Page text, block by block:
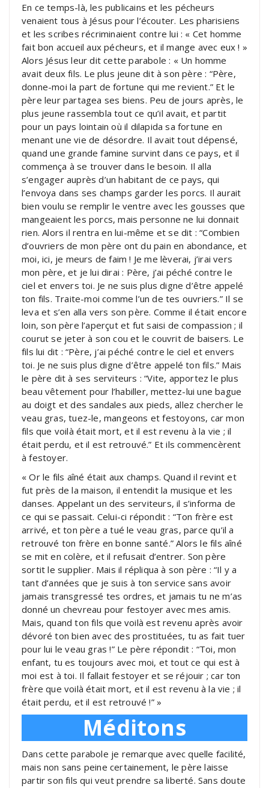
En ce temps-là, les publicains et les pécheurs
venaient tous à Jésus pour l’écouter. Les pharisiens
et les scribes récriminaient contre lui : « Cet homme
fait bon accueil aux pécheurs, et il mange avec eux ! »
Alors Jésus leur dit cette parabole : « Un homme
avait deux fils. Le plus jeune dit à son père : “Père,
donne-moi la part de fortune qui me revient.” Et le
père leur partagea ses biens. Peu de jours après, le
plus jeune rassembla tout ce qu’il avait, et partit
pour un pays lointain où il dilapida sa fortune en
menant une vie de désordre. Il avait tout dépensé,
quand une grande famine survint dans ce pays, et il
commença à se trouver dans le besoin. Il alla
s’engager auprès d’un habitant de ce pays, qui
l’envoya dans ses champs garder les porcs. Il aurait
bien voulu se remplir le ventre avec les gousses que
mangeaient les porcs, mais personne ne lui donnait
rien. Alors il rentra en lui-même et se dit : “Combien
d’ouvriers de mon père ont du pain en abondance, et
moi, ici, je meurs de faim ! Je me lèverai, j’irai vers
mon père, et je lui dirai : Père, j’ai péché contre le
ciel et envers toi. Je ne suis plus digne d’être appelé
ton fils. Traite-moi comme l’un de tes ouvriers.” Il se
leva et s’en alla vers son père. Comme il était encore
loin, son père l’aperçut et fut saisi de compassion ; il
courut se jeter à son cou et le couvrit de baisers. Le
fils lui dit : “Père, j’ai péché contre le ciel et envers
toi. Je ne suis plus digne d’être appelé ton fils.” Mais
le père dit à ses serviteurs : “Vite, apportez le plus
beau vêtement pour l’habiller, mettez-lui une bague
au doigt et des sandales aux pieds, allez chercher le
veau gras, tuez-le, mangeons et festoyons, car mon
fils que voilà était mort, et il est revenu à la vie ; il
était perdu, et il est retrouvé.” Et ils commencèrent
à festoyer.
« Or le fils aîné était aux champs. Quand il revint et
fut près de la maison, il entendit la musique et les
danses. Appelant un des serviteurs, il s’informa de
ce qui se passait. Celui-ci répondit : “Ton frère est
arrivé, et ton père a tué le veau gras, parce qu’il a
retrouvé ton frère en bonne santé.” Alors le fils aîné
se mit en colère, et il refusait d’entrer. Son père
sortit le supplier. Mais il répliqua à son père : “Il y a
tant d’années que je suis à ton service sans avoir
jamais transgressé tes ordres, et jamais tu ne m’as
donné un chevreau pour festoyer avec mes amis.
Mais, quand ton fils que voilà est revenu après avoir
dévoré ton bien avec des prostituées, tu as fait tuer
pour lui le veau gras !” Le père répondit : “Toi, mon
enfant, tu es toujours avec moi, et tout ce qui est à
moi est à toi. Il fallait festoyer et se réjouir ; car ton
frère que voilà était mort, et il est revenu à la vie ; il
était perdu, et il est retrouvé !” »
Méditons
Dans cette parabole je remarque avec quelle facilité,
mais non sans peine certainement, le père laisse
partir son fils qui veut prendre sa liberté. Sans doute